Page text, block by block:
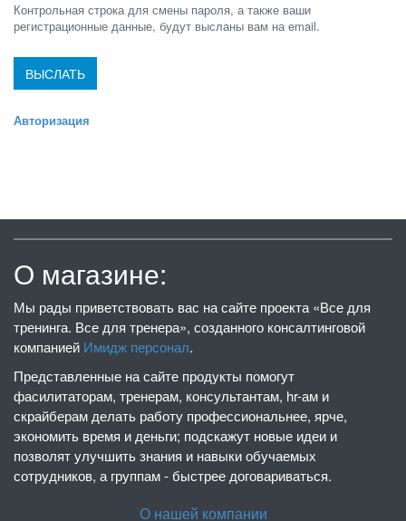
Контрольная строка для смены пароля, а также ваши
регистрационные данные, будут высланы вам на email.
Авторизация
О магазине:
Мы рады приветствовать вас на сайте проекта «Все для
тренинга. Все для тренера», созданного консалтинговой
компанией Имидж персонал.
Представленные на сайте продукты помогут
фасилитаторам, тренерам, консультантам, hr-ам и
скрайберам делать работу профессиональнее, ярче,
экономить время и деньги; подскажут новые идеи и
позволят улучшить знания и навыки обучаемых
сотрудников, а группам - быстрее договариваться.
О нашей компании